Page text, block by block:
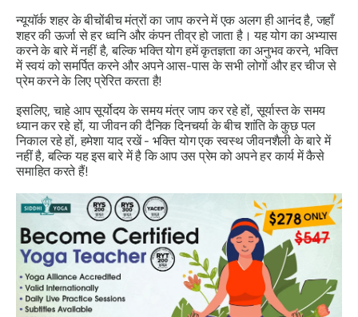
न्यूयॉर्क शहर के बीचोंबीच मंत्रों का जाप करने में एक अलग ही आनंद है, जहाँ
शहर की ऊर्जा से हर ध्वनि और कंपन तीव्र हो जाता है। यह योग का अभ्यास
करने के बारे में नहीं है, बल्कि भक्ति योग हमें कृतज्ञता का अनुभव करने, भक्ति
में स्वयं को समर्पित करने और अपने आस-पास के सभी लोगों और हर चीज से
प्रेम करने के लिए प्रेरित करता है!
इसलिए, चाहे आप सूर्योदय के समय मंत्र जाप कर रहे हों, सूर्यास्त के समय
ध्यान कर रहे हों, या जीवन की दैनिक दिनचर्या के बीच शांति के कुछ पल
निकाल रहे हों, हमेशा याद रखें - भक्ति योग एक स्वस्थ जीवनशैली के बारे में
नहीं है, बल्कि यह इस बारे में है कि आप उस प्रेम को अपने हर कार्य में कैसे
समाहित करते हैं!